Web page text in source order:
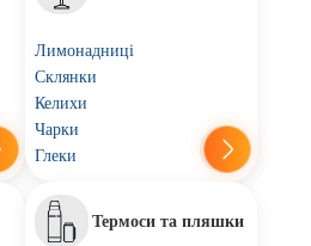
Лимонадниці
Склянки
Келихи
Чарки
Глеки
Термоси та пляшки